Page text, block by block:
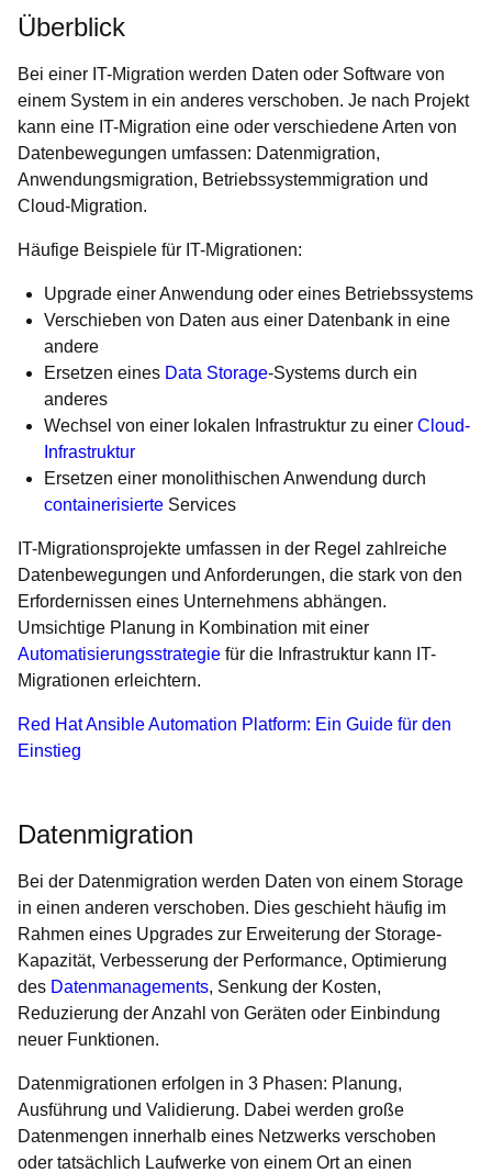
Überblick
Bei einer IT-Migration werden Daten oder Software von
einem System in ein anderes verschoben. Je nach Projekt
kann eine IT-Migration eine oder verschiedene Arten von
Datenbewegungen umfassen: Datenmigration,
Anwendungsmigration, Betriebssystemmigration und
Cloud-Migration.
Häufige Beispiele für IT-Migrationen:
Upgrade einer Anwendung oder eines Betriebssystems
Verschieben von Daten aus einer Datenbank in eine
andere
Ersetzen eines Data Storage-Systems durch ein
anderes
Wechsel von einer lokalen Infrastruktur zu einer Cloud-
Infrastruktur
Ersetzen einer monolithischen Anwendung durch
containerisierte Services
IT-Migrationsprojekte umfassen in der Regel zahlreiche
Datenbewegungen und Anforderungen, die stark von den
Erfordernissen eines Unternehmens abhängen.
Umsichtige Planung in Kombination mit einer
Automatisierungsstrategie für die Infrastruktur kann IT-
Migrationen erleichtern.
Red Hat Ansible Automation Platform: Ein Guide für den
Einstieg
Datenmigration
Bei der Datenmigration werden Daten von einem Storage
in einen anderen verschoben. Dies geschieht häufig im
Rahmen eines Upgrades zur Erweiterung der Storage-
Kapazität, Verbesserung der Performance, Optimierung
des Datenmanagements, Senkung der Kosten,
Reduzierung der Anzahl von Geräten oder Einbindung
neuer Funktionen.
Datenmigrationen erfolgen in 3 Phasen: Planung,
Ausführung und Validierung. Dabei werden große
Datenmengen innerhalb eines Netzwerks verschoben
oder tatsächlich Laufwerke von einem Ort an einen